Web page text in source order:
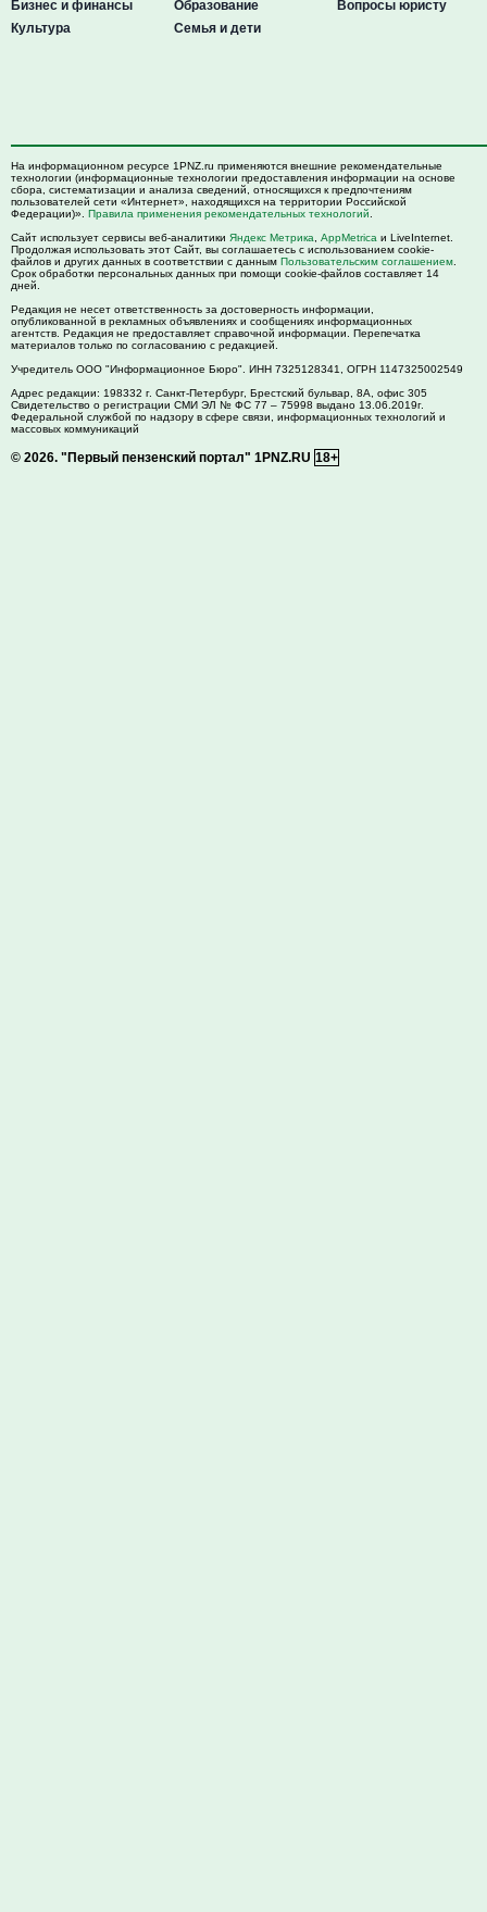
Бизнес и финансы
Культура
Образование
Семья и дети
Вопросы юристу
На информационном ресурсе 1PNZ.ru применяются внешние рекомендательные
технологии (информационные технологии предоставления информации на основе
сбора, систематизации и анализа сведений, относящихся к предпочтениям
пользователей сети «Интернет», находящихся на территории Российской
Федерации)». Правила применения рекомендательных технологий
Сайт использует сервисы веб-аналитики Яндекс Метрика AppMetrica и LiveInternet.
Продолжая использовать этот Сайт, вы соглашаетесь с использованием cookie-
файлов и других данных в соответствии с данным Пользовательским соглашением
Срок обработки персональных данных при помощи cookie-файлов составляет 14
дней.
Редакция не несет ответственность за достоверность информации,
опубликованной в рекламных объявлениях и сообщениях информационных
агентств. Редакция не предоставляет справочной информации. Перепечатка
материалов только по согласованию с редакцией.
Учредитель ООО "Информационное Бюро". ИНН 7325128341, ОГРН 1147325002549
Адрес редакции: 198332 г. Санкт-Петербург, Брестский бульвар, 8А, офис 305
Свидетельство о регистрации СМИ ЭЛ № ФС 77 – 75998 выдано 13.06.2019г.
Федеральной службой по надзору в сфере связи, информационных технологий и
массовых коммуникаций
© 2026. "Первый пензенский портал" 1PNZ.RU 18+